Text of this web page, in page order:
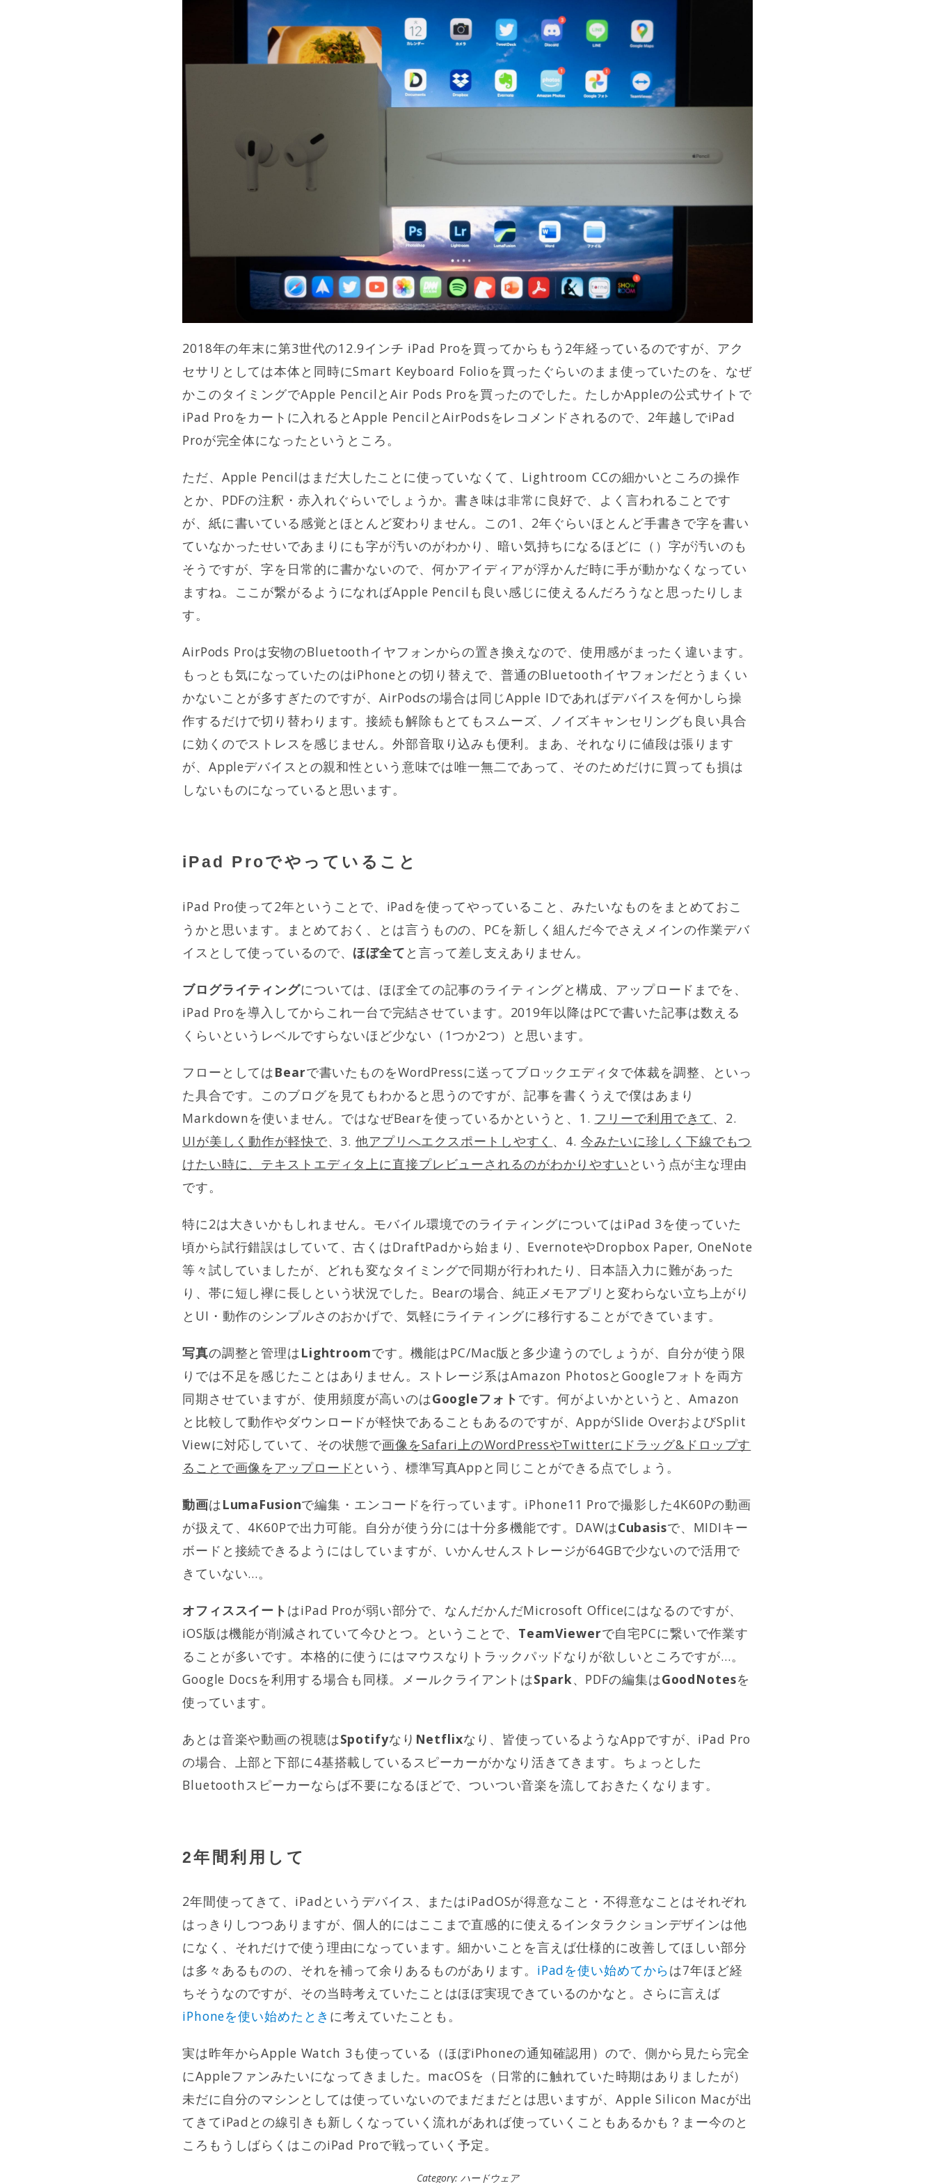
2018年の年末に第3世代の12.9インチ iPad Proを買ってからもう2年経っているのですが、アク
セサリとしては本体と同時にSmart Keyboard Folioを買ったぐらいのまま使っていたのを、なぜ
かこのタイミングでApple PencilとAir Pods Proを買ったのでした。たしかAppleの公式サイトで
iPad Proをカートに入れるとApple PencilとAirPodsをレコメンドされるので、2年越しでiPad
Proが完全体になったというところ。
ただ、Apple Pencilはまだ大したことに使っていなくて、Lightroom CCの細かいところの操作
とか、PDFの注釈・赤入れぐらいでしょうか。書き味は非常に良好で、よく言われることです
が、紙に書いている感覚とほとんど変わりません。この1、2年ぐらいほとんど手書きで字を書い
ていなかったせいであまりにも字が汚いのがわかり、暗い気持ちになるほどに（）字が汚いのも
そうですが、字を日常的に書かないので、何かアイディアが浮かんだ時に手が動かなくなってい
ますね。ここが繋がるようになればApple Pencilも良い感じに使えるんだろうなと思ったりしま
す。
AirPods Proは安物のBluetoothイヤフォンからの置き換えなので、使用感がまったく違います。
もっとも気になっていたのはiPhoneとの切り替えで、普通のBluetoothイヤフォンだとうまくい
かないことが多すぎたのですが、AirPodsの場合は同じApple IDであればデバイスを何かしら操
作するだけで切り替わります。接続も解除もとてもスムーズ、ノイズキャンセリングも良い具合
に効くのでストレスを感じません。外部音取り込みも便利。まあ、それなりに値段は張ります
が、Appleデバイスとの親和性という意味では唯一無二であって、そのためだけに買っても損は
しないものになっていると思います。
iPad Proでやっていること
iPad Pro使って2年ということで、iPadを使ってやっていること、みたいなものをまとめておこ
うかと思います。まとめておく、とは言うものの、PCを新しく組んだ今でさえメインの作業デバ
イスとして使っているので、 ほぼ全て と言って差し支えありません。
ブログライティングについては、ほぼ全ての記事のライティングと構成、アップロードまでを、
iPad Proを導入してからこれ一台で完結させています。2019年以降はPCで書いた記事は数える
くらいというレベルですらないほど少ない（1つか2つ）と思います。
フローとしてはBearで書いたものをWordPressに送ってブロックエディタで体裁を調整、といっ
た具合です。このブログを見てもわかると思うのですが、記事を書くうえで僕はあまり
Markdownを使いません。ではなぜBearを使っているかというと、1. フリーで利用できて 、2.
UIが美しく動作が軽快で、3.他アプリへエクスポートしやすく 、4. 今みたいに珍しく下線でもつ
けたい時に、テキストエディタ上に直接プレビューされるのがわかりやすい という点が主な理由
です。
特に2は大きいかもしれません。モバイル環境でのライティングについてはiPad 3を使っていた
頃から試行錯誤はしていて、古くはDraftPadから始まり、EvernoteやDropbox Paper, OneNote
等々試していましたが、どれも変なタイミングで同期が行われたり、日本語入力に難があった
り、帯に短し襷に長しという状況でした。Bearの場合、純正メモアプリと変わらない立ち上がり
とUI・動作のシンプルさのおかげで、気軽にライティングに移行することができています。
写真の調整と管理はLightroomです。機能はPC/Mac版と多少違うのでしょうが、自分が使う限
りでは不足を感じたことはありません。ストレージ系はAmazon PhotosとGoogleフォトを両方
同期させていますが、使用頻度が高いのはGoogleフォト です。何がよいかというと、Amazon
と比較して動作やダウンロードが軽快であることもあるのですが、AppがSlide OverおよびSplit
Viewに対応していて、その状態で画像をSafari上のWordPressやTwitterにドラッグ&ドロップす
ることで画像をアップロード という、標準写真Appと同じことができる点でしょう。
動画はLumaFusionで編集・エンコードを行っています。iPhone11 Proで撮影した4K60Pの動画
が扱えて、4K60Pで出力可能。自分が使う分には十分多機能です。DAWはCubasisで、MIDIキー
ボードと接続できるようにはしていますが、いかんせんストレージが64GBで少ないので活用で
きていない…。
オフィススイート はiPad Proが弱い部分で、なんだかんだMicrosoft Officeにはなるのですが、
iOS版は機能が削減されていて今ひとつ。ということで、 TeamViewerで自宅PCに繋いで作業す
ることが多いです。本格的に使うにはマウスなりトラックパッドなりが欲しいところですが…。
Google Docsを利用する場合も同様。メールクライアントはSpark、PDFの編集はGoodNotesを
使っています。
あとは音楽や動画の視聴はSpotifyなり Netflixなり、皆使っているようなAppですが、iPad Pro
の場合、上部と下部に4基搭載しているスピーカーがかなり活きてきます。ちょっとした
Bluetoothスピーカーならば不要になるほどで、ついつい音楽を流しておきたくなります。
2年間利用して
2年間使ってきて、iPadというデバイス、またはiPadOSが得意なこと・不得意なことはそれぞれ
はっきりしつつありますが、個人的にはここまで直感的に使えるインタラクションデザインは他
になく、それだけで使う理由になっています。細かいことを言えば仕様的に改善してほしい部分
は多々あるものの、それを補って余りあるものがあります。 iPadを使い始めてからは7年ほど経
ちそうなのですが、その当時考えていたことはほぼ実現できているのかなと。さらに言えば
iPhoneを使い始めたとき に考えていたことも。
実は昨年からApple Watch 3も使っている（ほぼiPhoneの通知確認用）ので、側から見たら完全
にAppleファンみたいになってきました。macOSを（日常的に触れていた時期はありましたが）
未だに自分のマシンとしては使っていないのでまだまだとは思いますが、Apple Silicon Macが出
てきてiPadとの線引きも新しくなっていく流れがあれば使っていくこともあるかも？まー今のと
ころもうしばらくはこのiPad Proで戦っていく予定。
Category: ハードウェア